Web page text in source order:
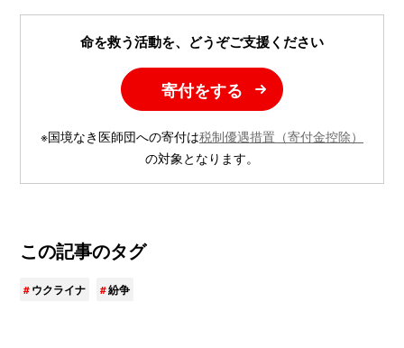
命を救う活動を、どうぞご支援ください
寄付をする
※国境なき医師団への寄付は税制優遇措置（寄付金控除）
の対象となります。
この記事のタグ
ウクライナ 紛争